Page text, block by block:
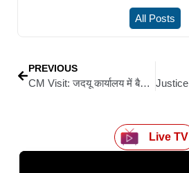
All Posts
PREVIOUS
CM Visit: जदयू कार्यालय में बैठक, सीएम आगमन को लेकर तैयारियां पूरी
Live TV